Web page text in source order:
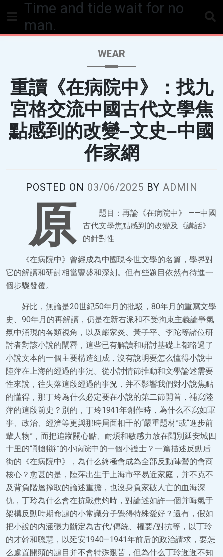
Time and tide wait for no
man.
WEAR
重讀《在病院中》：找九
宮格交流中國古代文學焦
點感到的改變–文史–中國
作家網
POSTED ON 03/06/2025 BY ADMIN
原
題目：再論《在病院中》 ——中國
古代文學焦點感到的改變及《講話》
的針對性
《在病院中》曾經成為中國現今世文學的名篇，學界對
它的解讀和研討相當豐盛和深刻。但有些題目依然有待進一
個步驟發覆。
好比，無論是20世紀50年月的批駁，80年月的重寫文學
史、90年月的再解讀，仍是在新右派和不受拘束主義論爭氣
氛中涌現的各類視角，以及嚴家炎、黃子平、李陀等諸位研
討者對該小說的闡釋，這些已有解讀和研討基礎上都略過了
小說文本的一個主要構造組成，沒有說明要怎么懂得小說中
陸萍在上海的經過的事況。從小討情節推動和文學論述需要
性來說，往失落這段經過的事況，并不影響我們對小說焦點
的懂得，那丁玲為什么必定要在小說的第二節開首，補寫陸
萍的這段前史？別的，丁玲1941年創作時，為什么不寫如軍
事、政治、經濟等更與那時局面相干的“嚴重題材”或“進步前
輩人物”，而把追蹤關心點、耐煩和敏感力放在闊別延安城四
十里的“剛創辦”的小病院中的一個小護士？一篇描述反動后
街的《在病院中》，為什么終極會成為全部反動陣營的會商
核心？愈甚的是，陸萍出生于上海市平易近家庭，并不克不
及背負階層搾取的論述重擔，也沒身負家破人亡的血海深
仇，丁玲為什么會在抗戰焦灼時，對論述如許一個并晦氣于
架構反動時期命題的小常識分子覺得特殊愛好？還有，假如
把小說的內涵張力斷定為古代/傳統、權要/對抗等，以丁玲
的才幹和聰慧，以延安1940—1941年前后的政治請求，要怎
么處置開頭的題目并不會特殊艱苦，但為什么丁玲遲遲不知